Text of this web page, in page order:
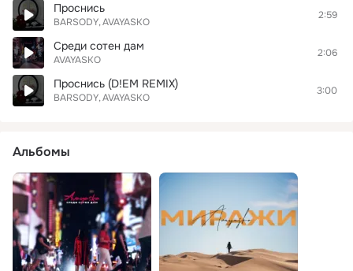
Проснись
BARSODY AVAYASKO
2:59
Среди сотен дам
AVAYASKO
2:06
Проснись (D!EM REMIX)
BARSODY AVAYASKO
3:00
Альбомы